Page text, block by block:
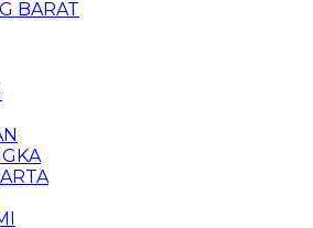
BARAT